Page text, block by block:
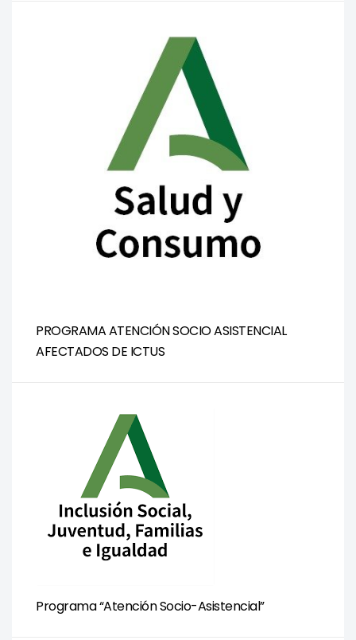
PROGRAMA ATENCIÓN SOCIO ASISTENCIAL
AFECTADOS DE ICTUS
Programa “Atención Socio-Asistencial”